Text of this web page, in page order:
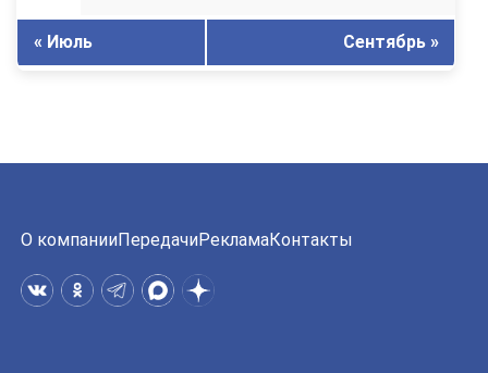
« Июль Сентябрь »
О компанииПередачиРекламаКонтакты